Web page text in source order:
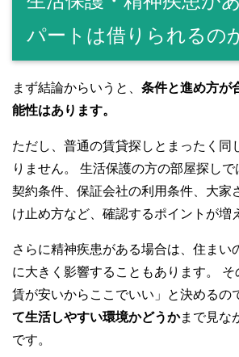
パートは借りられるの
まず結論からいうと、 条件と進め方が
能性はあります。
ただし、普通の賃貸探しとまったく同
りません。 生活保護の方の部屋探し
契約条件、保証会社の利用条件、大家
け止め方など、確認するポイントが増
さらに精神疾患がある場合は、住まい
に大きく影響することもあります。
賃が安いからここでいい」と決めるの
て生活しやすい環境かどうかまで見な
です。